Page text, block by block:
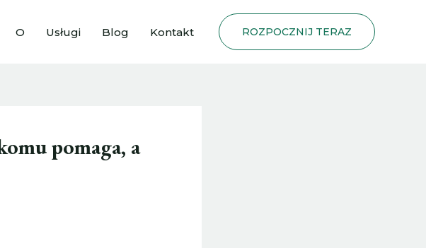
O Usługi Blog Kontakt ROZPOCZNIJ TERAZ
pomaga, a